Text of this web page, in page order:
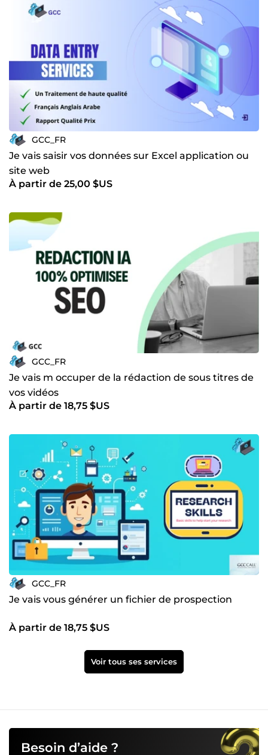
GCC_FR
Je vais saisir vos données sur Excel application ou
site web
À partir de 25,00 $US
GCC_FR
Je vais m occuper de la rédaction de sous titres de
vos vidéos
À partir de 18,75 $US
GCC_FR
Je vais vous générer un fichier de prospection
À partir de 18,75 $US
Voir tous ses services
Besoin d’aide ?